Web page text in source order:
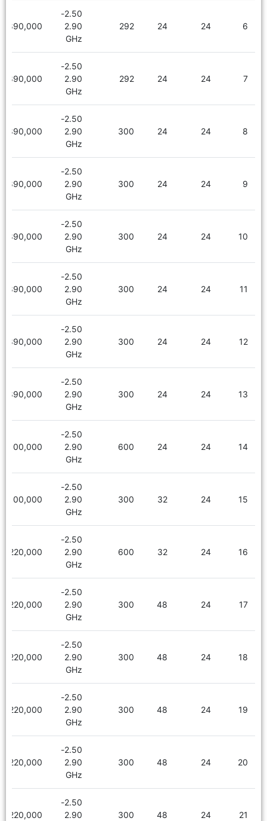
6
24
24
292
2.50-
2.90
GHz
1,890,000
7
24
24
292
2.50-
2.90
GHz
1,890,000
8
24
24
300
2.50-
2.90
GHz
1,890,000
9
24
24
300
2.50-
2.90
GHz
1,890,000
10
24
24
300
2.50-
2.90
GHz
1,890,000
11
24
24
300
2.50-
2.90
GHz
1,890,000
12
24
24
300
2.50-
2.90
GHz
1,890,000
13
24
24
300
2.50-
2.90
GHz
1,890,000
14
24
24
600
2.50-
2.90
GHz
2,100,000
15
24
32
300
2.50-
2.90
GHz
2,100,000
16
24
32
600
2.50-
2.90
GHz
2,220,000
17
24
48
300
2.50-
2.90
GHz
2,220,000
18
24
48
300
2.50-
2.90
GHz
2,220,000
19
24
48
300
2.50-
2.90
GHz
2,220,000
20
24
48
300
2.50-
2.90
GHz
2,220,000
21
24
48
300
2.50-
2.90
2,220,000